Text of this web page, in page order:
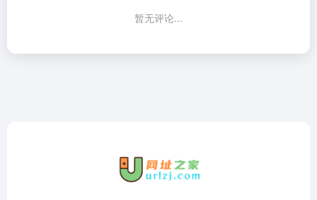
暂无评论...